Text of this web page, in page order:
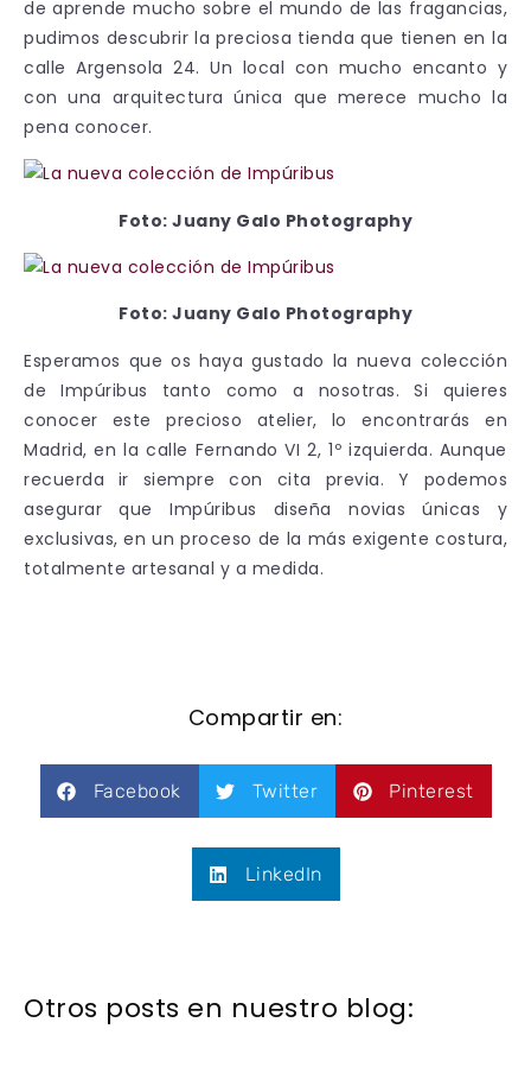
de aprende mucho sobre el mundo de las fragancias,
pudimos descubrir la preciosa tienda que tienen en la
calle Argensola 24. Un local con mucho encanto y
con una arquitectura única que merece mucho la
pena conocer.
Foto: Juany Galo Photography
Foto: Juany Galo Photography
Esperamos que os haya gustado la nueva colección
de Impúribus tanto como a nosotras. Si quieres
conocer este precioso atelier, lo encontrarás en
Madrid, en la calle Fernando VI 2, 1º izquierda. Aunque
recuerda ir siempre con cita previa. Y podemos
asegurar que Impúribus diseña novias únicas y
exclusivas, en un proceso de la más exigente costura,
totalmente artesanal y a medida.
Compartir en:
Facebook Twitter Pinterest
LinkedIn
Otros posts en nuestro blog: